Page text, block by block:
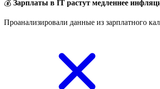
💰 Зарплаты в IT растут медленнее
Проанализировали данные из зарплатного